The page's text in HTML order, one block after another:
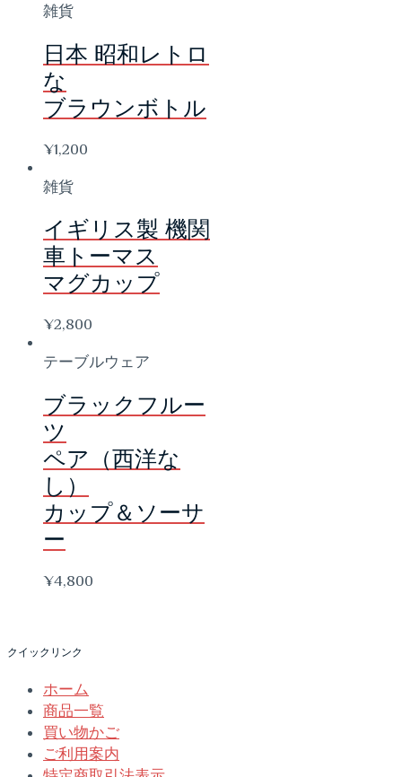
雑貨
日本 昭和レトロ
な
ブラウンボトル
¥1,200
雑貨
イギリス製 機関
車トーマス
マグカップ
¥2,800
テーブルウェア
ブラックフルー
ツ
ペア（西洋な
し）
カップ＆ソーサ
ー
¥4,800
クイックリンク
ホーム
商品一覧
買い物かご
ご利用案内